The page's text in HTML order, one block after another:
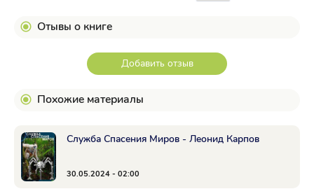
Отывы о книге
Добавить отзыв
Похожие материалы
Служба Спасения Миров - Леонид Карпов
30.05.2024 - 02:00